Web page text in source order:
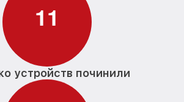
11
устройств починили